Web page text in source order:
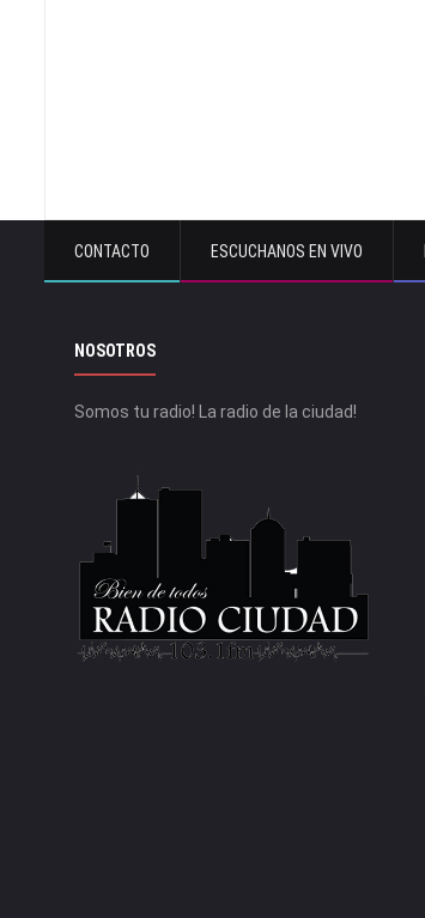
CONTACTO ESCUCHANOS EN VIVO
NOSOTROS
Somos tu radio! La radio de la ciudad!